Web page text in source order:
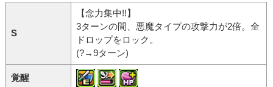
S
【念力集中!!】
3ターンの間、悪魔タイプの攻撃力が2倍。全
ドロップをロック。
(?→9ターン)
覚醒